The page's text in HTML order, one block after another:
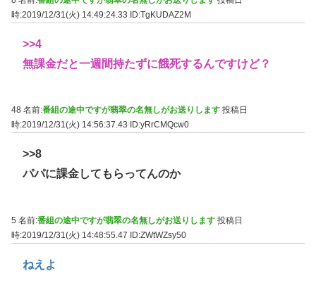
時:2019/12/31(火) 14:49:24.33 ID:TgKUDAZ2M
>>4
無課金だと一週間持たずに餓死するんですけど？
48 名前:番組の途中ですが翡翠の名無しがお送りします 投稿日
時:2019/12/31(火) 14:56:37.43
ID:yRrCMQcw0
>>8
パパに課金してもらってんのか
5 名前:番組の途中ですが翡翠の名無しがお送りします 投稿日
時:2019/12/31(火) 14:48:55.47
ID:ZWtWZsy50
ねえよ